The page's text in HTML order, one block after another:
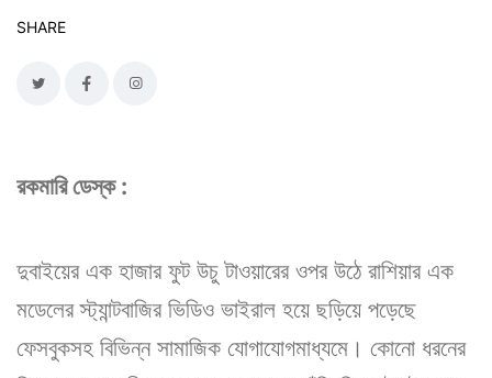
SHARE
রকমারি ডেস্ক :
দুবাইয়ের এক হাজার ফুট উচু টাওয়ারের ওপর উঠে রাশিয়ার এক
মডেলের স্ট্যান্টবাজির ভিডিও ভাইরাল হয়ে ছড়িয়ে পড়েছে
ফেসবুকসহ বিভিন্ন সামাজিক যোগাযোগমাধ্যমে। কোনো ধরনের